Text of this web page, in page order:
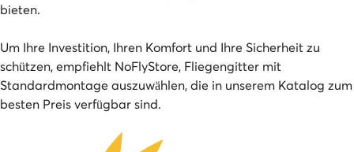
bieten.
Um Ihre Investition, Ihren Komfort und Ihre Sicherheit zu
schützen, empfiehlt NoFlyStore, Fliegengitter mit
Standardmontage auszuwählen, die in unserem Katalog zum
besten Preis verfügbar sind.